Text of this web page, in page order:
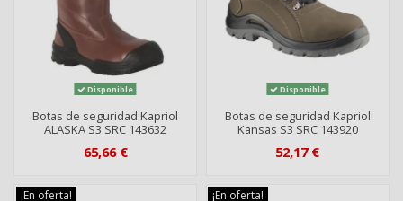
Disponible
Botas de seguridad Kapriol
ALASKA S3 SRC 143632
65,66 €
Disponible
Botas de seguridad Kapriol
Kansas S3 SRC 143920
52,17 €
¡En oferta! ¡En oferta!